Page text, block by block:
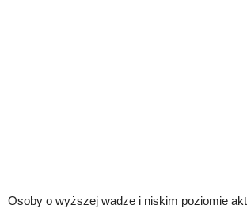
Osoby o wyższej wadze i niskim poziomie